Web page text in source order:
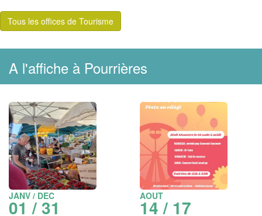
Tous les offices de Tourisme
A l'affiche à Pourrières
JANV / DEC
01 / 31 AOUT
14 / 17